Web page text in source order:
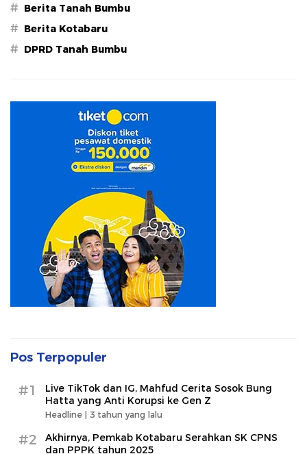
# Berita Tanah Bumbu
# Berita Kotabaru
# DPRD Tanah Bumbu
Pos Terpopuler
#1
Live TikTok dan IG, Mahfud Cerita Sosok Bung
Hatta yang Anti Korupsi ke Gen Z
Headline | 3 tahun yang lalu
#2
Akhirnya, Pemkab Kotabaru Serahkan SK CPNS
dan PPPK tahun 2025